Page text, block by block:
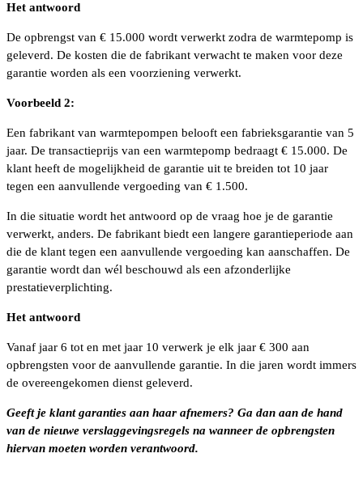
Het antwoord
De opbrengst van € 15.000 wordt verwerkt zodra de warmtepomp is
geleverd. De kosten die de fabrikant verwacht te maken voor deze
garantie worden als een voorziening verwerkt.
Voorbeeld 2:
Een fabrikant van warmtepompen belooft een fabrieksgarantie van 5
jaar. De transactieprijs van een warmtepomp bedraagt € 15.000. De
klant heeft de mogelijkheid de garantie uit te breiden tot 10 jaar
tegen een aanvullende vergoeding van € 1.500.
In die situatie wordt het antwoord op de vraag hoe je de garantie
verwerkt, anders. De fabrikant biedt een langere garantieperiode aan
die de klant tegen een aanvullende vergoeding kan aanschaffen. De
garantie wordt dan wél beschouwd als een afzonderlijke
prestatieverplichting.
Het antwoord
Vanaf jaar 6 tot en met jaar 10 verwerk je elk jaar € 300 aan
opbrengsten voor de aanvullende garantie. In die jaren wordt immers
de overeengekomen dienst geleverd.
Geeft je klant garanties aan haar afnemers? Ga dan aan de hand
van de nieuwe verslaggevingsregels na wanneer de opbrengsten
hiervan moeten worden verantwoord.